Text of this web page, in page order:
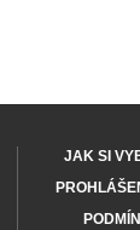
JAK SI